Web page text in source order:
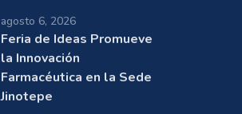
agosto 6, 2026
Feria de Ideas Promueve
la Innovación
Farmacéutica en la Sede
Jinotepe